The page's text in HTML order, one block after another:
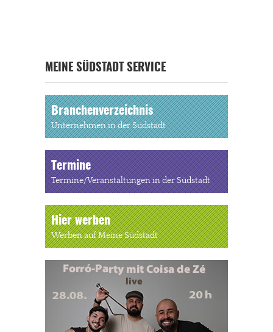
MEINE SÜDSTADT SERVICE
Branchenverzeichnis
Unternehmen in der Südstadt
Termine
Termine/Veranstaltungen in der Südstadt
Hier werben
Werben auf Meine Südstadt